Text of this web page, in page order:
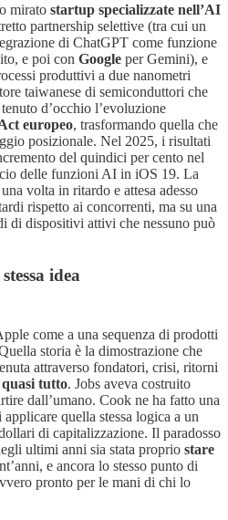
mirato startup specializzate nell’AI
partnership selettive (tra cui un
di ChatGPT come funzione
e poi con Google per Gemini), e
produttivi a due nanometri
taiwanese di semiconduttori che
d’occhio l’evoluzione
europeo, trasformando quella che
posizionale. Nel 2025, i risultati
del quindici per cento nel
delle funzioni AI in iOS 19. La
volta in ritardo e attesa adesso
rispetto ai concorrenti, ma su una
di dispositivi attivi che nessuno può
idea
come a una sequenza di prodotti
storia è la dimostrazione che
attraverso fondatori, crisi, ritorni
quasi tutto. Jobs aveva costruito
dall’umano. Cook ne ha fatto una
quella stessa logica a un
di capitalizzazione. Il paradosso
ultimi anni sia stata proprio stare
e ancora lo stesso punto di
pronto per le mani di chi lo